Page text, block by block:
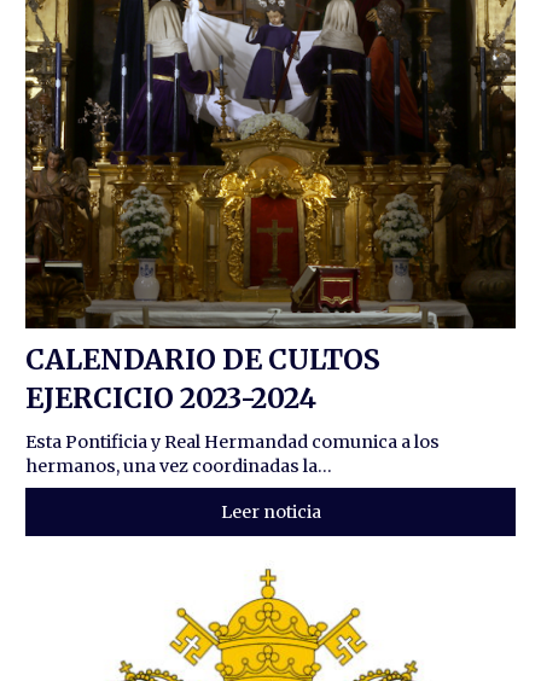
CALENDARIO DE CULTOS
EJERCICIO 2023-2024
Esta Pontificia y Real Hermandad comunica a los
hermanos, una vez coordinadas la...
Leer noticia